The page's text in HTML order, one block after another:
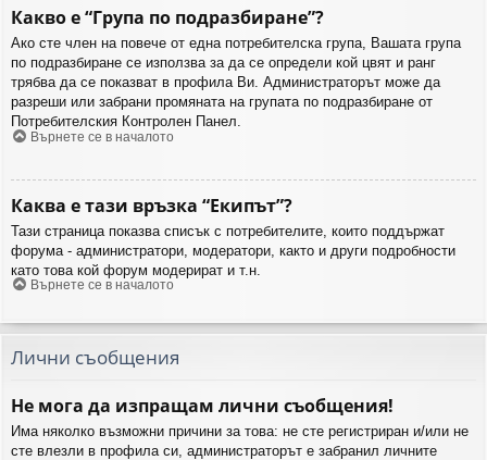
Какво е “Група по подразбиране”?
Ако сте член на повече от една потребителска група, Вашата група
по подразбиране се използва за да се определи кой цвят и ранг
трябва да се показват в профила Ви. Администраторът може да
разреши или забрани промяната на групата по подразбиране от
Потребителския Контролен Панел.
Върнете се в началото
Каква е тази връзка “Екипът”?
Тази страница показва списък с потребителите, които поддържат
форума - администратори, модератори, както и други подробности
като това кой форум модерират и т.н.
Върнете се в началото
Лични съобщения
Не мога да изпращам лични съобщения!
Има няколко възможни причини за това: не сте регистриран и/или не
сте влезли в профила си, администраторът е забранил личните